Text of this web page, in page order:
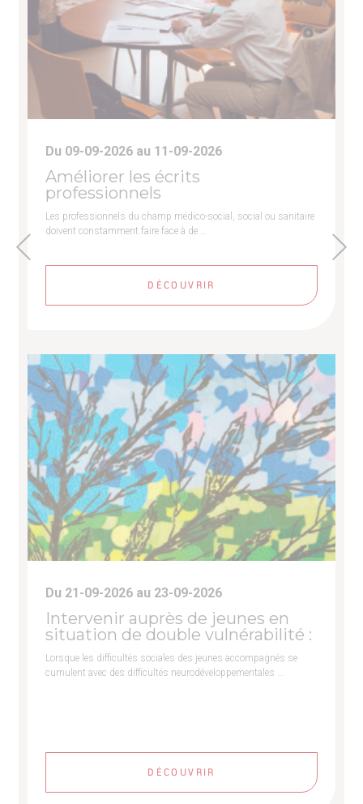
Du 09-09-2026 au 11-09-2026
Améliorer les écrits
professionnels
Les professionnels du champ médico-social, social ou sanitaire
doivent constamment faire face à de …
DÉCOUVRIR
Du 21-09-2026 au 23-09-2026
Intervenir auprès de jeunes en
situation de double vulnérabilité :
Lorsque les difficultés sociales des jeunes accompagnés se
cumulent avec des difficultés neurodéveloppementales …
DÉCOUVRIR